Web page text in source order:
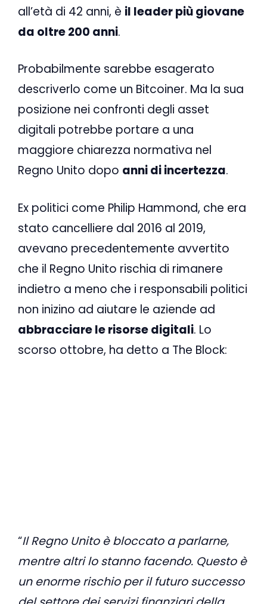
all’età di 42 anni, è il leader più giovane
da oltre 200 anni.
Probabilmente sarebbe esagerato
descriverlo come un Bitcoiner. Ma la sua
posizione nei confronti degli asset
digitali potrebbe portare a una
maggiore chiarezza normativa nel
Regno Unito dopo anni di incertezza.
Ex politici come Philip Hammond, che era
stato cancelliere dal 2016 al 2019,
avevano precedentemente avvertito
che il Regno Unito rischia di rimanere
indietro a meno che i responsabili politici
non inizino ad aiutare le aziende ad
abbracciare le risorse digitali. Lo
scorso ottobre, ha detto a The Block:
“Il Regno Unito è bloccato a parlarne,
mentre altri lo stanno facendo. Questo è
un enorme rischio per il futuro successo